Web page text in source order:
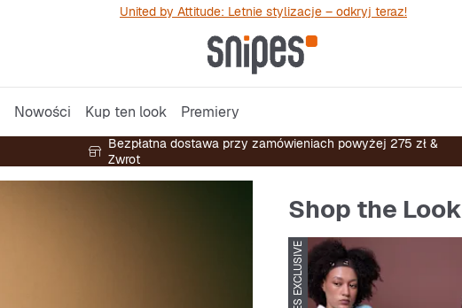
United by Attitude: Letnie stylizacje – odkryj teraz!
Nowości Kup ten look Premiery
Bezpłatna dostawa przy zamówieniach powyżej 275 zł &
Zwrot
Shop the Look
SNIPES EXCLUSIVE